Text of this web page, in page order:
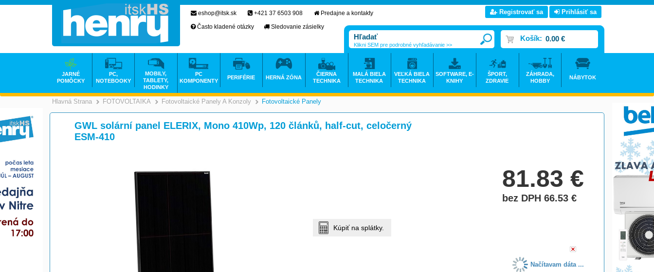
Hlavná Strana >
FOTOVOLTAIKA >
Fotovoltaické Panely A Konzoly >
Fotovoltaické Panely
GWL solární panel ELERIX, Mono 410Wp, 120 článků, half-cut, celočerný
ESM-410
81.83€
bez DPH 66.53€
Kúpiť na splátky.
Načítavam dáta ...
eshop@itsk.sk +421 37 6503 908
Predajne a kontakty
Často kladené otázky
Sledovanie zásielky
Registrovať sa Prihlásiť sa
Košík: 0.00 €
Klikni SEM pre podrobné vyhľadávanie >>
JARNÉ
POMÔCKY
PC,
NOTEBOOKY
MOBILY,
TABLETY,
HODINKY
PC
KOMPONENTY
PERIFÉRIE HERNÁ ZÓNA
ČIERNA
TECHNIKA
MALÁ BIELA
TECHNIKA
VEĽKÁ BIELA
TECHNIKA
SOFTWARE, E-
KNIHY
ŠPORT,
ZDRAVIE
ZÁHRADA,
HOBBY
NÁBYTOK